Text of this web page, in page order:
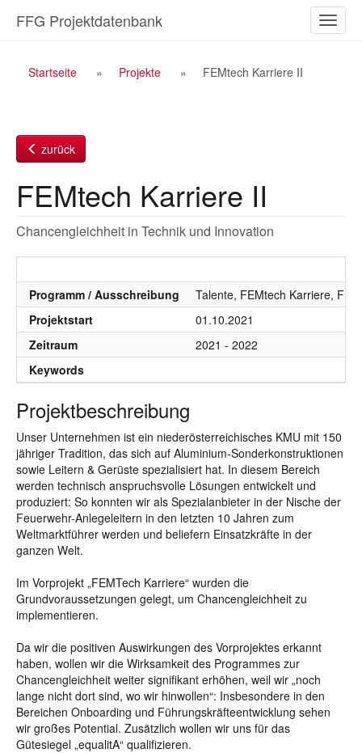
Inhalt
ein-/
FFG Projektdatenbank
Breadcrumb
Startseite Projekte FEMtech Karriere II
zurück
FEMtech Karriere II
Chancengleichheit in Technik und Innovation
Programm / Ausschreibung
Talente, FEMtech Karriere,
Projektstart
01.10.2021
Zeitraum
2021 - 2022
Keywords
Projektbeschreibung
Unser Unternehmen ist ein niederösterreichisches KMU mit 150
jähriger Tradition, das sich auf Aluminium-Sonderkonstruktionen
sowie Leitern & Gerüste spezialisiert hat. In diesem Bereich
werden technisch anspruchsvolle Lösungen entwickelt und
produziert: So konnten wir als Spezialanbieter in der Nische der
Feuerwehr-Anlegeleitern in den letzten 10 Jahren zum
Weltmarktführer werden und beliefern Einsatzkräfte in der
ganzen Welt.
Im Vorprojekt „FEMTech Karriere“ wurden die
Grundvoraussetzungen gelegt, um Chancengleichheit zu
implementieren.
Da wir die positiven Auswirkungen des Vorprojektes erkannt
haben, wollen wir die Wirksamkeit des Programmes zur
Chancengleichheit weiter signifikant erhöhen, weil wir „noch
lange nicht dort sind, wo wir hinwollen“: Insbesondere in den
Bereichen Onboarding und Führungskräfteentwicklung sehen
wir großes Potential. Zusätzlich wollen wir uns für das
Gütesiegel „equalitA“ qualifizieren.